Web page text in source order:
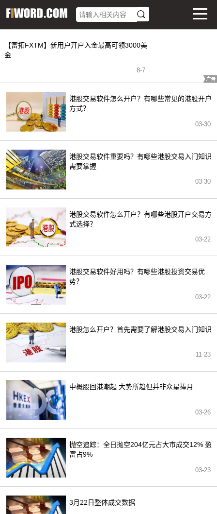
【富拓FXTM】新用户开户入金最高可领3000美
金
8-7
港股交易软件怎么开户？有哪些常见的港股开户
方式？
03-30
港股交易软件重要吗？有哪些港股交易入门知识
需要掌握
03-30
港股交易软件怎么开户？有哪些港股开户交易方
式选择？
03-22
港股交易软件好用吗？有哪些港股投资交易优
势？
03-22
港股怎么开户？首先需要了解港股交易入门知识
11-23
中概股回港潮起 大势所趋但并非众星捧月
03-26
抛空追踪：全日抛空204亿元占大市成交12% 盈
富占9%
03-23
3月22日整体成交数据